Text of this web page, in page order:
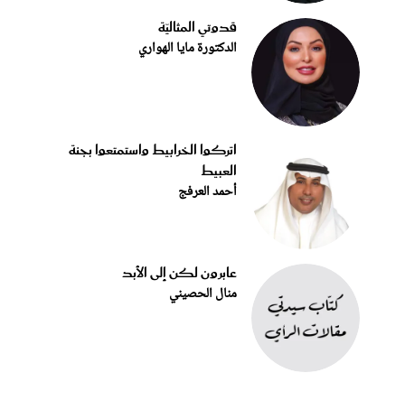
قدوتي المثاليّة
الدكتورة مايا الهواري
اتركوا الخرابيط واستمتعوا بجنة
العبيط
أحمد العرفج
عابرون لكن إلى الأبد
منال الحصيني